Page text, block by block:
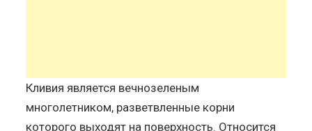
Кливия является вечнозеленым
многолетником, разветвленные корни
которого выходят на поверхность. Относится